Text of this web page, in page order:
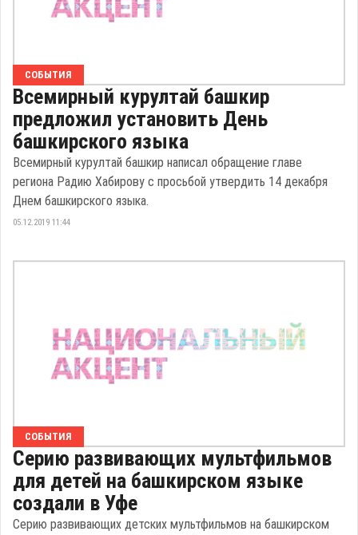
СОБЫТИЯ
Всемирный курултай башкир
предложил установить День
башкирского языка
Всемирный курултай башкир написал обращение главе
региона Радию Хабирову с просьбой утвердить 14 декабря
Днем башкирского языка.
05.12.2019 11:44
СОБЫТИЯ
Серию развивающих мультфильмов
для детей на башкирском языке
создали в Уфе
Серию развивающих детских мультфильмов на башкирском